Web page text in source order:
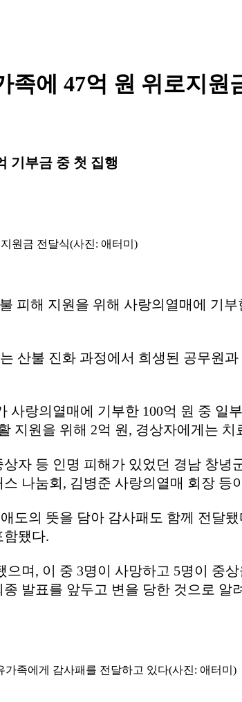
족에 47억 원 위로지원
기부금 중 첫 집행
원금 전달식(사진: 애터미)
피해 지원을 위해 사랑의열매에 기
산불 진화 과정에서 희생된 공무원
사랑의열매에 기부한 100억 원 중 일
지원을 위해 2억 원, 경상자에게는
자 등 인명 피해가 있었던 경남 창
나눔회, 김병준 사랑의열매 회장
도의 뜻을 담아 감사패도 함께 전달
함됐다.
며, 이 중 3명이 사망하고 5명이 중
발표를 앞두고 변을 당한 것으로 알
족에게 감사패를 전달하고 있다(사진: 애터미)